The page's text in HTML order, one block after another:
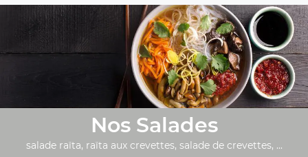
Nos Salades
salade raïta, raïta aux crevettes, salade de crevettes, ...